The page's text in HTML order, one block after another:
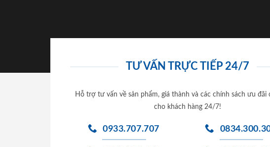
TƯ VẤN TRỰC TIẾP 24/7
Hỗ trợ tư vấn về sản phẩm, giá thành và các chính sách ưu đãi
cho khách hàng 24/7!
0933.707.707